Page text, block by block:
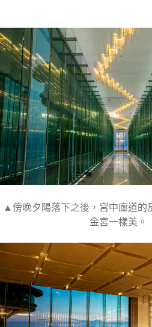
▲傍晚夕陽落下之後，宮中廊道的
金宮一樣美。